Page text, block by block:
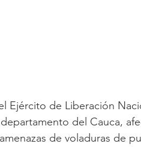
Ejército de Liberación
del Cauca,
de voladuras de